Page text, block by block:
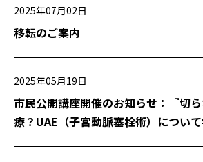
2025年07月02日
移転のご案内
2025年05月19日
市民公開講座開催のお知らせ：『切
療？UAE（子宮動脈塞栓術）について